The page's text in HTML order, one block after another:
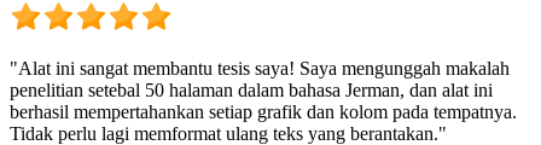
"Alat ini sangat membantu tesis saya! Saya mengunggah makalah
penelitian setebal 50 halaman dalam bahasa Jerman, dan alat ini
berhasil mempertahankan setiap grafik dan kolom pada tempatnya.
Tidak perlu lagi memformat ulang teks yang berantakan."